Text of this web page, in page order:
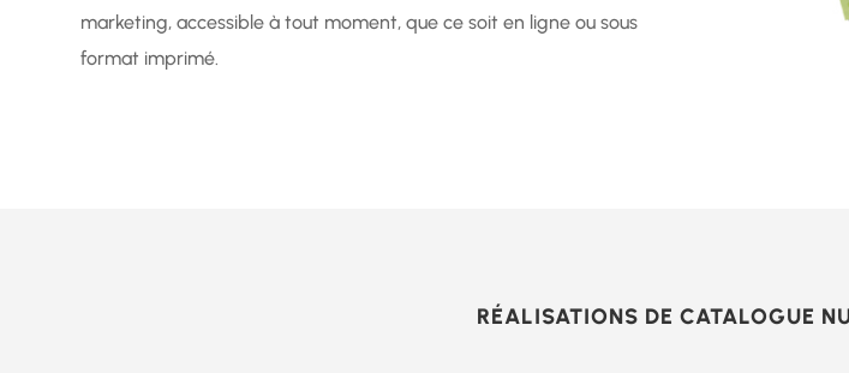
marketing, accessible à tout moment, que ce soit en ligne ou sous
format imprimé.
RÉALISATIONS DE CATALOGUE